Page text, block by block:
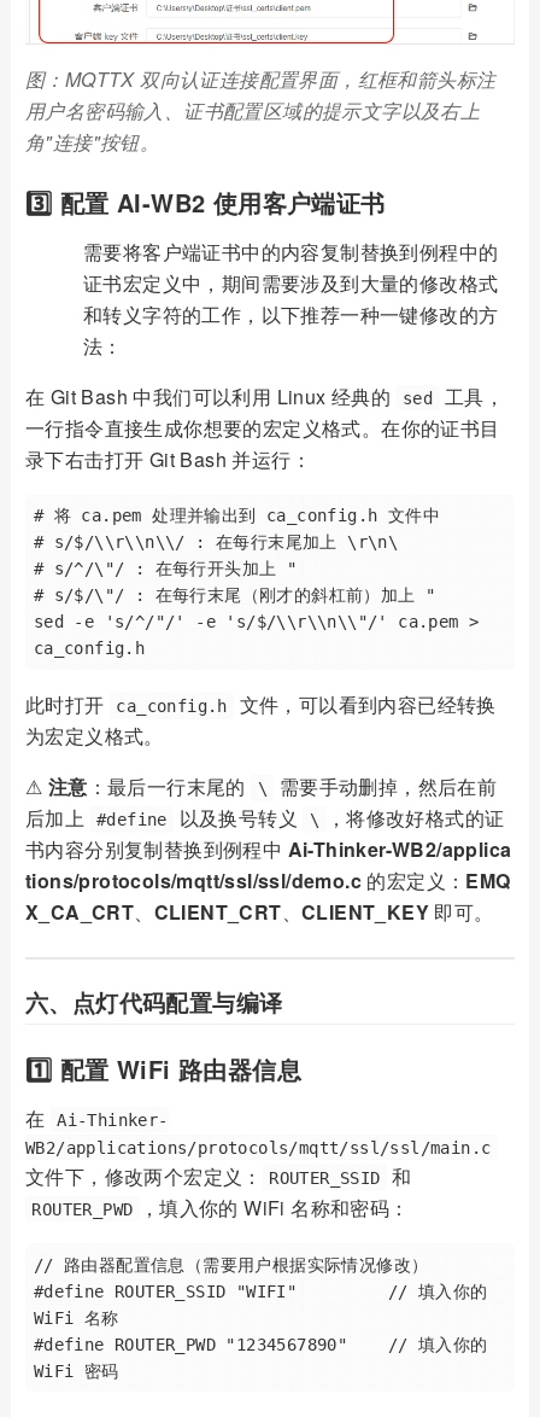
图：MQTTX 双向认证连接配置界面，红框和箭头标注
用户名密码输入、证书配置区域的提示文字以及右上
角"连接"按钮。
3️⃣ 配置 AI-WB2 使用客户端证书
需要将客户端证书中的内容复制替换到例程中的
证书宏定义中，期间需要涉及到大量的修改格式
和转义字符的工作，以下推荐一种一键修改的方
法：
在 Git Bash 中我们可以利用 Linux 经典的
sed
工具，
一行指令直接生成你想要的宏定义格式。在你的证书目
录下右击打开 Git Bash 并运行：
# 将 ca.pem 处理并输出到 ca_config.h 文件中
# s/$/\\r\\n\\/ : 在每行末尾加上 \r\n\
# s/^/\"/ : 在每行开头加上 "
# s/$/\"/ : 在每行末尾（刚才的斜杠前）加上 "
sed -e 's/^/"/' -e 's/$/\\r\\n\\"/' ca.pem >
此时打开 ca_config.h
文件，可以看到内容已经转换
为宏定义格式。
⚠️ 注意 ：最后一行末尾的 \
需要手动删掉，然后在前
后加上
#define 以及换号转义 \
，将修改好格式的证
书内容分别复制替换到例程中 Ai-Thinker-WB2/applica
tions/protocols/mqtt/ssl/ssl/demo.c的宏定义： EMQ
X_CA_CRT、 CLIENT_CRT、 CLIENT_KEY即可。
六、点灯代码配置与编译
1️⃣ 配置 WiFi 路由器信息
在
Ai-Thinker-
WB2/applications/protocols/mqtt/ssl/ssl/main.c
文件下，修改两个宏定义： ROUTER_SSID 和
ROUTER_PWD ，填入你的 WiFi 名称和密码：
// 路由器配置信息（需要用户根据实际情况修改）
#define ROUTER_SSID "WIFI"         // 填入你的
WiFi 名称
#define ROUTER_PWD "1234567890"    // 填入你的